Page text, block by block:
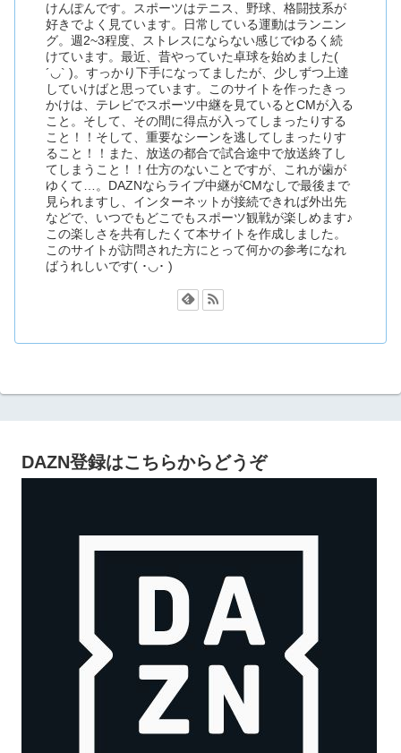
けんぽんです。スポーツはテニス、野球、格闘技系が
好きでよく見ています。日常している運動はランニン
グ。週2~3程度、ストレスにならない感じでゆるく続
けています。最近、昔やっていた卓球を始めました(
´◡` )。すっかり下手になってましたが、少しずつ上達
していけばと思っています。このサイトを作ったきっ
かけは、テレビでスポーツ中継を見ているとCMが入る
こと。そして、その間に得点が入ってしまったりする
こと！！そして、重要なシーンを逃してしまったりす
ること！！また、放送の都合で試合途中で放送終了し
てしまうこと！！仕方のないことですが、これが歯が
ゆくて…。DAZNならライブ中継がCMなしで最後まで
見られますし、インターネットが接続できれば外出先
などで、いつでもどこでもスポーツ観戦が楽しめます♪
この楽しさを共有したくて本サイトを作成しました。
このサイトが訪問された方にとって何かの参考になれ
ばうれしいです( ･◡･ )
DAZN登録はこちらからどうぞ